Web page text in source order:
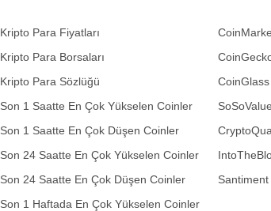
Kripto Para Fiyatları
Kripto Para Borsaları
Kripto Para Sözlüğü
Son 1 Saatte En Çok Yükselen Coinler
Son 1 Saatte En Çok Düşen Coinler
Son 24 Saatte En Çok Yükselen Coinler
Son 24 Saatte En Çok Düşen Coinler
Son 1 Haftada En Çok Yükselen Coinler
CoinGlass
SoSoValue
Santiment